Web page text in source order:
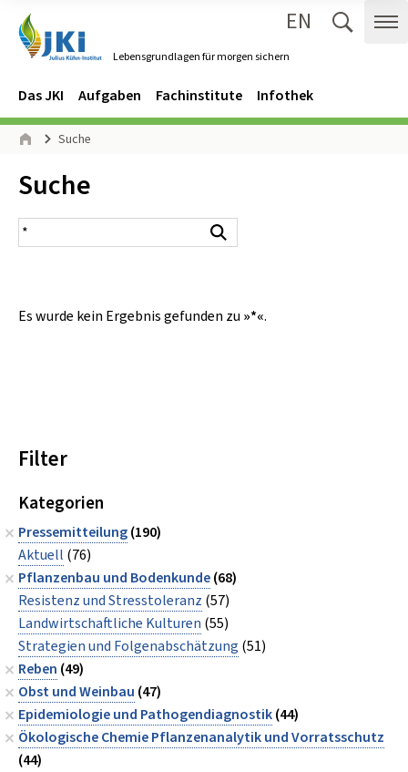
Lebensgrundlagen für morgen sichern
EN
Navigation
Hauptmenü
Das JKI Aufgaben Fachinstitute Infothek
Seitenpfad
Suche
Inhalt:
Suche
Suchergebnis
Es wurde kein Ergebnis gefunden zu »*«.
Filter
Kategorien
Pressemitteilung(190)
Aktuell (76)
Pflanzenbau und Bodenkunde(68)
Resistenz und Stresstoleranz (57)
Landwirtschaftliche Kulturen (55)
Strategien und Folgenabschätzung (51)
Reben (49)
Obst und Weinbau (47)
Epidemiologie und Pathogendiagnostik(44)
Ökologische Chemie Pflanzenanalytik und Vorratsschutz
(44)